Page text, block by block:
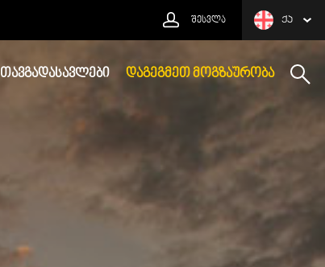
ᲨᲔᲡᲕᲚᲐ ᲥᲐ
ᲗᲐᲕᲒᲐᲓᲐᲡᲐᲕᲚᲔᲑᲘ ᲓᲐᲒᲔᲒᲛᲔᲗ ᲛᲝᲒᲖᲐᲣᲠᲝᲑᲐ